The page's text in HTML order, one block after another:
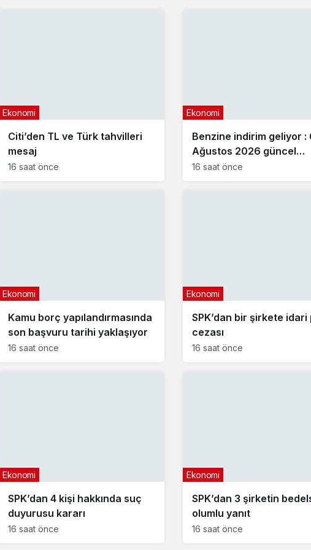
Citi’den TL ve Türk tahvilleri
mesaj
Ekonomi
16 saat önce
Benzine indirim geliyor :
Ağustos 2026 güncel
akaryakıt fiyatları
Ekonomi
16 saat önce
Kamu borç yapılandırmasında
son başvuru tarihi yaklaşıyor
Ekonomi
16 saat önce
SPK’dan bir şirkete idari
cezası
Ekonomi
16 saat önce
SPK’dan 4 kişi hakkında suç
duyurusu kararı
Ekonomi
16 saat önce
SPK’dan 3 şirketin
olumlu yanıt
Ekonomi
16 saat önce